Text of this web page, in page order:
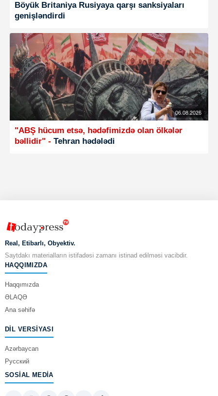
Böyük Britaniya Rusiyaya qarşı sanksiyaları
genişləndirdi
06.08.2026
"ABŞ hücum etsə, hədəfimizdə olan ölkələr
bəllidir" - Tehran hədələdi
Real, Etibarlı, Obyektiv.
Saytdakı materialların istifadəsi zamanı istinad edilməsi vacibdir.
HAQQIMIZDA
Haqqımızda
ƏLAQƏ
Ana səhifə
DIL VERSIYASI
Azərbaycan
Русский
SOSIAL MEDIA